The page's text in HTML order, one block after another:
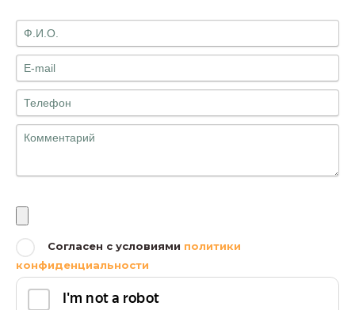
Согласен с условиями политики
конфиденциальности